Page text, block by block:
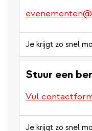
Je krijgt zo snel
Stuur een
Vul
Je krijgt zo snel